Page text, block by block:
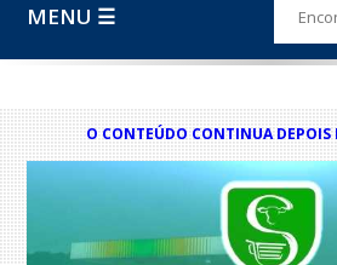
MENU ☰
O CONTEÚDO CONTINUA DEPOIS